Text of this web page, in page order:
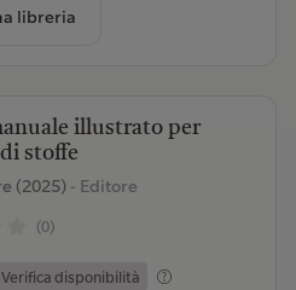
libreria
illustrato per
stoffe
(2025)- Editore
(0)
Verifica disponibilità